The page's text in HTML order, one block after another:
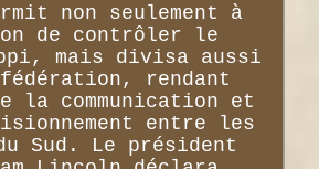
non seulement à
de contrôler le
mais divisa aussi
rendant
communication et
entre les
Sud. Le président